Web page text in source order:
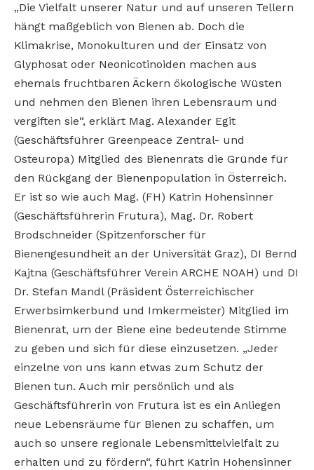
„Die Vielfalt unserer Natur und auf unseren Tellern
hängt maßgeblich von Bienen ab. Doch die
Klimakrise, Monokulturen und der Einsatz von
Glyphosat oder Neonicotinoiden machen aus
ehemals fruchtbaren Äckern ökologische Wüsten
und nehmen den Bienen ihren Lebensraum und
vergiften sie“, erklärt Mag. Alexander Egit
(Geschäftsführer Greenpeace Zentral- und
Osteuropa) Mitglied des Bienenrats die Gründe für
den Rückgang der Bienenpopulation in Österreich.
Er ist so wie auch Mag. (FH) Katrin Hohensinner
(Geschäftsführerin Frutura), Mag. Dr. Robert
Brodschneider (Spitzenforscher für
Bienengesundheit an der Universität Graz), DI Bernd
Kajtna (Geschäftsführer Verein ARCHE NOAH) und DI
Dr. Stefan Mandl (Präsident Österreichischer
Erwerbsimkerbund und Imkermeister) Mitglied im
Bienenrat, um der Biene eine bedeutende Stimme
zu geben und sich für diese einzusetzen. „Jeder
einzelne von uns kann etwas zum Schutz der
Bienen tun. Auch mir persönlich und als
Geschäftsführerin von Frutura ist es ein Anliegen
neue Lebensräume für Bienen zu schaffen, um
auch so unsere regionale Lebensmittelvielfalt zu
erhalten und zu fördern“, führt Katrin Hohensinner